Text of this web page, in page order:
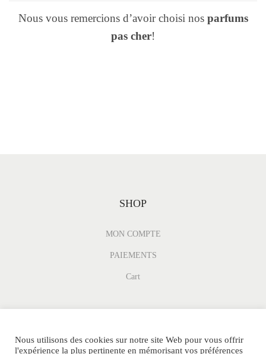
Nous vous remercions d’avoir choisi nos parfums
pas cher!
SHOP
MON COMPTE
PAIEMENTS
Cart
Nous utilisons des cookies sur notre site Web pour vous offrir
l'expérience la plus pertinente en mémorisant vos préférences